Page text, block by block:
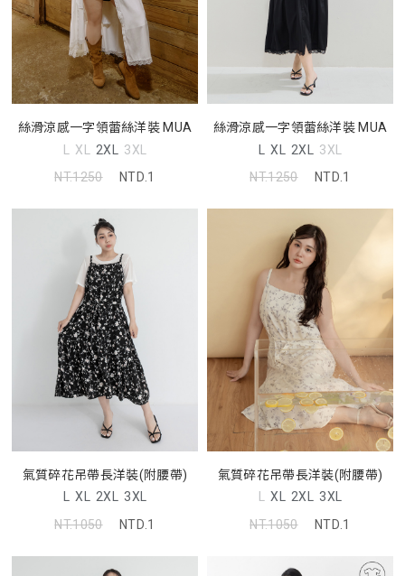
絲滑涼感一字領蕾絲洋裝 MUA
L XL 2XL 3XL
NT.1250
NTD.1
絲滑涼感一字領蕾絲洋裝 MUA
L XL 2XL 3XL
NT.1250
NTD.1
氣質碎花吊帶長洋裝(附腰帶)
L XL 2XL 3XL
NT.1050
NTD.1
氣質碎花吊帶長洋裝(附腰帶)
L XL 2XL 3XL
NT.1050
NTD.1